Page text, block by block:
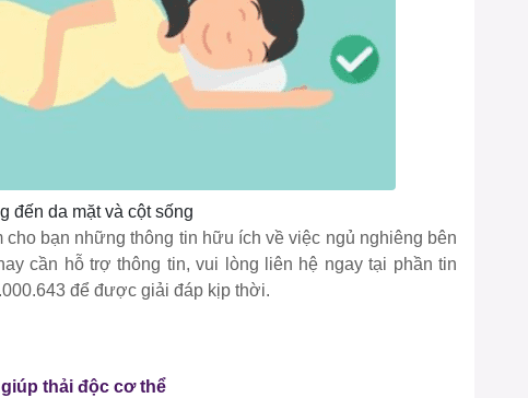
đến da mặt và cột sống
cho bạn những thông tin hữu ích về việc ngủ nghiêng bên
cần hỗ trợ thông tin, vui lòng liên hệ ngay tại phần tin
để được giải đáp kịp thời.
thải độc cơ thể